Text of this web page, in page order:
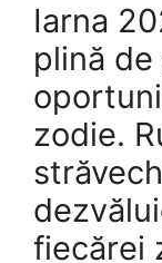
Iarna
plină
zodie.
fiecărei